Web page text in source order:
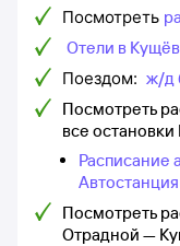
Посмотреть
Отели в
Поездом: ж/д
Посмотреть
все
Расписание
Автостанция
Посмотреть
Отрадной —